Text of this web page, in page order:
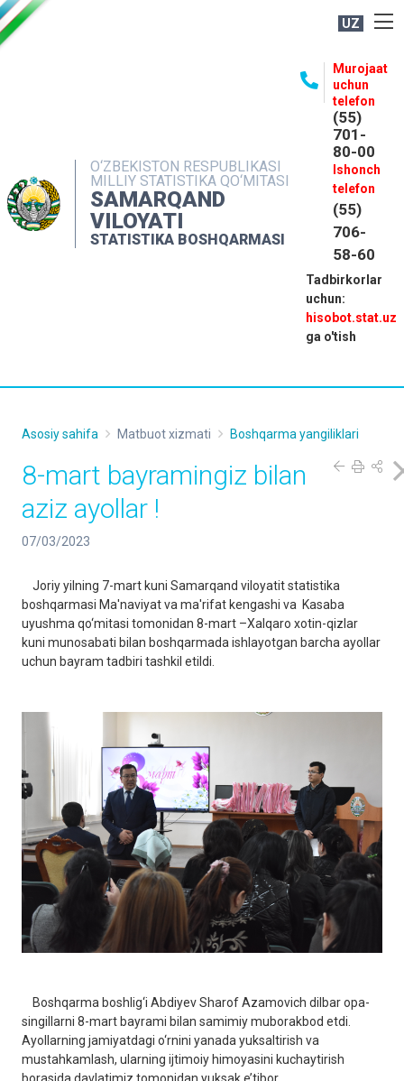
UZ
O‘ZBEKISTON RESPUBLIKASI
MILLIY STATISTIKA QO‘MITASI
SAMARQAND
VILOYATI
STATISTIKA BOSHQARMASI
Murojaat
uchun
telefon
(55)
701-
80-00
Ishonch
telefon
(55)
706-
58-60
Tadbirkorlar
uchun:
hisobot.stat.uz
ga o'tish
MATBUOT XIZMATI
MUROJAATLAR
KONTAKTLAR
Asosiy sahifa Matbuot xizmati Boshqarma yangiliklari
8-mart bayramingiz bilan
aziz ayollar !
07/03/2023
Joriy yilning 7-mart kuni Samarqand viloyatit statistika
boshqarmasi Ma'naviyat va ma'rifat kengashi va Kasaba
uyushma qo‘mitasi tomonidan 8-mart –Xalqaro xotin-qizlar
kuni munosabati bilan boshqarmada ishlayotgan barcha ayollar
uchun bayram tadbiri tashkil etildi.
Boshqarma boshlig‘i Abdiyev Sharof Azamovich dilbar opa-
singillarni 8-mart bayrami bilan samimiy muborakbod etdi.
Ayollarning jamiyatdagi o‘rnini yanada yuksaltirish va
mustahkamlash, ularning ijtimoiy himoyasini kuchaytirish
borasida davlatimiz tomonidan yuksak e’tibor